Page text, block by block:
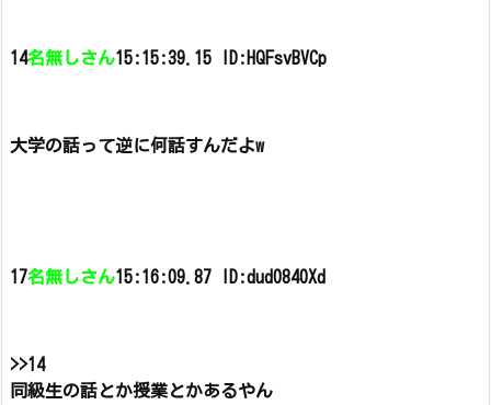
14名無しさん15:15:39.15 ID:HQFsvBVCp
大学の話って逆に何話すんだよw
17名無しさん15:16:09.87 ID:dud0840Xd
>>14
同級生の話とか授業とかあるやん